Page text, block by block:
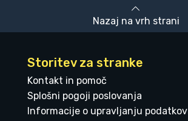
Nazaj na vrh strani
Storitev za stranke
Kontakt in pomoč
Splošni pogoji poslovanja
Informacije o upravljanju podatkov